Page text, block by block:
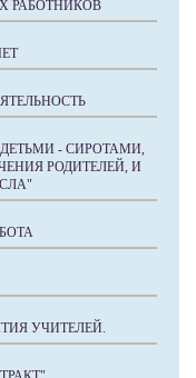
РАБОТНИКОВ
- СИРОТАМИ,
РОДИТЕЛЕЙ, И
УЧИТЕЛЕЙ.